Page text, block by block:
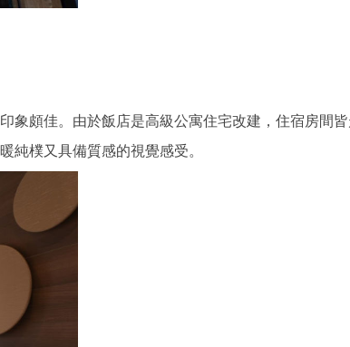
頗佳。由於飯店是高級公寓住宅改建，住宿房間皆
純樸又具備質感的視覺感受。